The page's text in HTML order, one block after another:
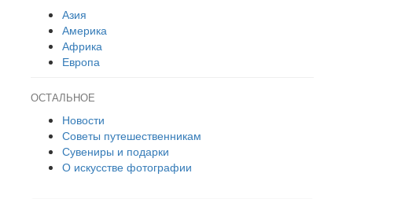
Азия
Америка
Африка
Европа
ОСТАЛЬНОЕ
Новости
Советы путешественникам
Сувениры и подарки
О искусстве фотографии